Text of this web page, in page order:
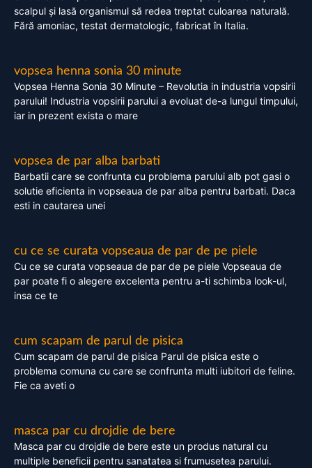
scalpul și lasă organismul să redea treptat culoarea naturală.
Fără amoniac, testat dermatologic, fabricat în Italia.
vopsea henna sonia 30 minute
Vopsea Henna Sonia 30 Minute – Revolutia in industria vopsirii
parului! Industria vopsirii parului a evoluat de-a lungul timpului,
iar in prezent exista o mare
vopsea de par alba barbati
Barbatii care se confrunta cu problema parului alb pot gasi o
solutie eficienta in vopseaua de par alba pentru barbati. Daca
esti in cautarea unei
cu ce se curata vopseaua de par de pe piele
Cu ce se curata vopseaua de par de pe piele Vopseaua de
par poate fi o alegere excelenta pentru a-ti schimba look-ul,
insa ce te
cum scapam de parul de pisica
Cum scapam de parul de pisica Parul de pisica este o
problema comuna cu care se confrunta multi iubitori de feline.
Fie ca aveti o
masca par cu drojdie de bere
Masca par cu drojdie de bere este un produs natural cu
multiple beneficii pentru sanatatea si frumusetea parului.